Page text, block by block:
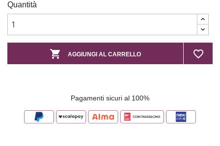
Quantità
 AGGIUNGI AL CARRELLO favorite_border
Pagamenti sicuri al 100%